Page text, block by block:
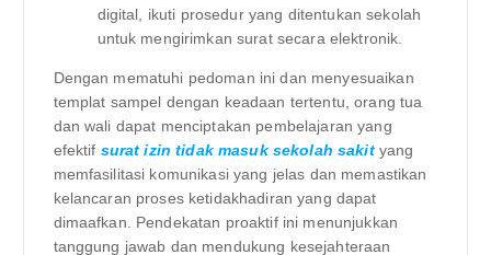
digital, ikuti prosedur yang ditentukan sekolah
untuk mengirimkan surat secara elektronik.
Dengan mematuhi pedoman ini dan menyesuaikan
templat sampel dengan keadaan tertentu, orang tua
dan wali dapat menciptakan pembelajaran yang
efektif surat izin tidak masuk sekolah sakityang
memfasilitasi komunikasi yang jelas dan memastikan
kelancaran proses ketidakhadiran yang dapat
dimaafkan. Pendekatan proaktif ini menunjukkan
tanggung jawab dan mendukung kesejahteraan